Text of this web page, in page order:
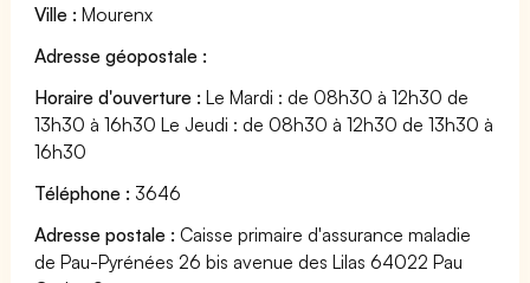
Ville : Mourenx
Adresse géopostale :
Horaire d'ouverture : Le Mardi : de 08h30 à 12h30 de
13h30 à 16h30 Le Jeudi : de 08h30 à 12h30 de 13h30 à
16h30
Téléphone : 3646
Adresse postale : Caisse primaire d'assurance maladie
de Pau-Pyrénées 26 bis avenue des Lilas 64022 Pau